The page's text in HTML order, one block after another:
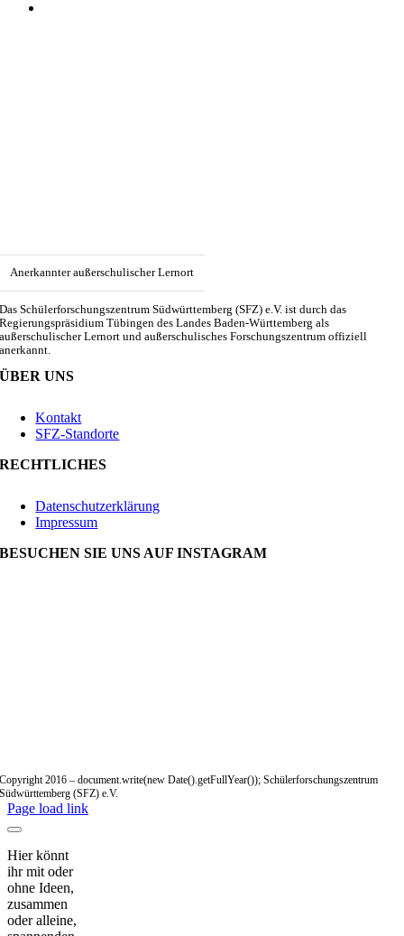
Anerkannter außerschulischer Lernort
Das Schülerforschungszentrum Südwürttemberg (SFZ) e.V. ist durch das
Regierungspräsidium Tübingen des Landes Baden-Württemberg als
außerschulischer Lernort und außerschulisches Forschungszentrum offiziell
anerkannt.
ÜBER UNS
Kontakt
SFZ-Standorte
RECHTLICHES
Datenschutzerklärung
Impressum
BESUCHEN SIE UNS AUF INSTAGRAM
Copyright 2016 – document.write(new Date().getFullYear()); Schülerforschungszentrum
Südwürttemberg (SFZ) e.V.
Page load link
Hier könnt
ihr mit oder
ohne Ideen,
zusammen
oder alleine,